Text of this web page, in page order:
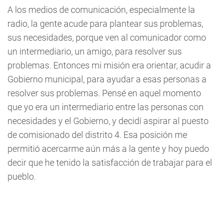
A los medios de comunicación, especialmente la
radio, la gente acude para plantear sus problemas,
sus necesidades, porque ven al comunicador como
un intermediario, un amigo, para resolver sus
problemas. Entonces mi misión era orientar, acudir a
Gobierno municipal, para ayudar a esas personas a
resolver sus problemas. Pensé en aquel momento
que yo era un intermediario entre las personas con
necesidades y el Gobierno, y decidí aspirar al puesto
de comisionado del distrito 4. Esa posición me
permitió acercarme aún más a la gente y hoy puedo
decir que he tenido la satisfacción de trabajar para el
pueblo.